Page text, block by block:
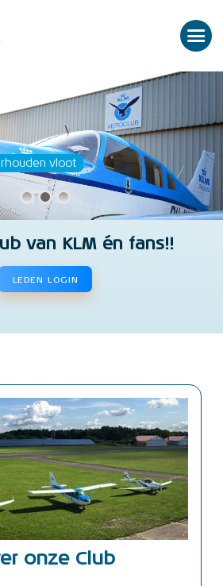
vloot
van KLM én fans!!
LEDEN LOGIN
onze Club